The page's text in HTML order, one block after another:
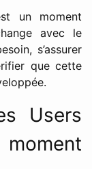
un moment
avec le
s’assurer
que cette
Users